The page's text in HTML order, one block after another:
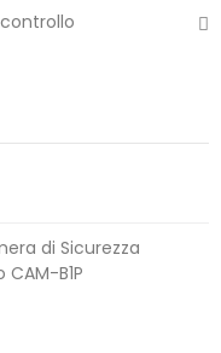
di Sicurezza
B1P